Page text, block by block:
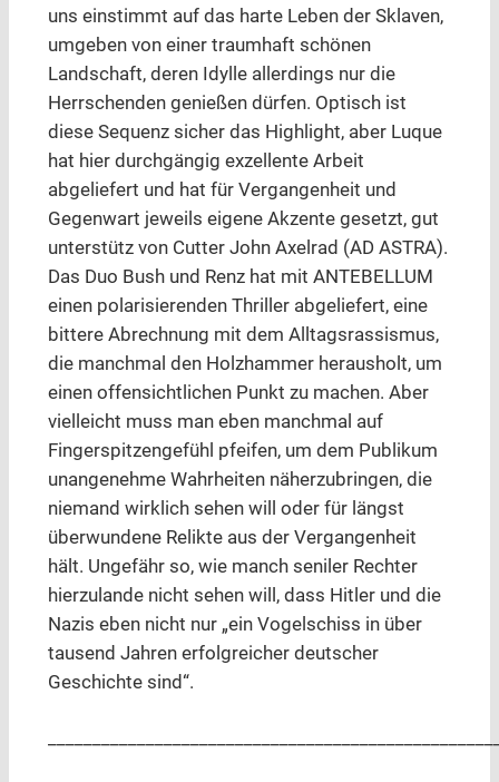
uns einstimmt auf das harte Leben der Sklaven,
umgeben von einer traumhaft schönen
Landschaft, deren Idylle allerdings nur die
Herrschenden genießen dürfen. Optisch ist
diese Sequenz sicher das Highlight, aber Luque
hat hier durchgängig exzellente Arbeit
abgeliefert und hat für Vergangenheit und
Gegenwart jeweils eigene Akzente gesetzt, gut
unterstütz von Cutter John Axelrad (AD ASTRA).
Das Duo Bush und Renz hat mit ANTEBELLUM
einen polarisierenden Thriller abgeliefert, eine
bittere Abrechnung mit dem Alltagsrassismus,
die manchmal den Holzhammer herausholt, um
einen offensichtlichen Punkt zu machen. Aber
vielleicht muss man eben manchmal auf
Fingerspitzengefühl pfeifen, um dem Publikum
unangenehme Wahrheiten näherzubringen, die
niemand wirklich sehen will oder für längst
überwundene Relikte aus der Vergangenheit
hält. Ungefähr so, wie manch seniler Rechter
hierzulande nicht sehen will, dass Hitler und die
Nazis eben nicht nur „ein Vogelschiss in über
tausend Jahren erfolgreicher deutscher
Geschichte sind“.